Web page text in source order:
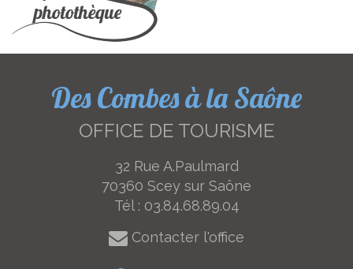
Des Combes à la Saône
OFFICE DE TOURISME
32 Rue A.Paulmard
70360 Scey sur Saône
Tél : 03.84.68.89.04
Contacter l'office